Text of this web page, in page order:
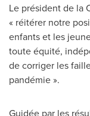
Le président de la
« réitérer notre
enfants et les
toute équité,
de corriger les
pandémie ».
Guidée par les